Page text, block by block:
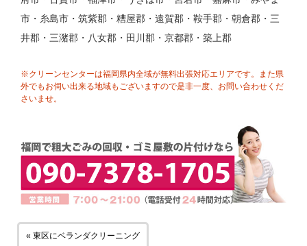
市・糸島市・筑紫郡・糟屋郡・遠賀郡・鞍手郡・朝倉郡・三
井郡・三潴郡・八女郡・田川郡・京都郡・築上郡
※クリーンセンターは福岡県内全域が無料出張対応エリアです。また県
外でもお伺い出来る地域もございますので是非一度、お問い合わせくだ
さいませ。
« 東区にベランダクリーニング